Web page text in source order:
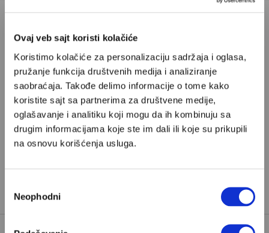
Ovaj veb sajt koristi kolačiće
Koristimo kolačiće za personalizaciju sadržaja i oglasa,
pružanje funkcija društvenih medija i analiziranje
saobraćaja. Takođe delimo informacije o tome kako
koristite sajt sa partnerima za društvene medije,
oglašavanje i analitiku koji mogu da ih kombinuju sa
drugim informacijama koje ste im dali ili koje su prikupili
na osnovu korišćenja usluga.
сагласности
Neophodni
Poštovani, da biste nastavili sa čitanjem naših
premium sadržaja, neophodno je da
odaberete jedan od planova pretplate.
Pretplata
Već imate nalog?
iz Beograda